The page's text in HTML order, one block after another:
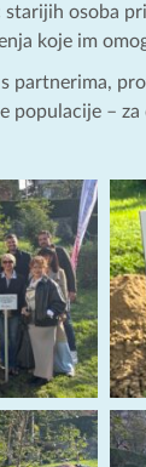
osoba
koje im
partnerima,
populacije –